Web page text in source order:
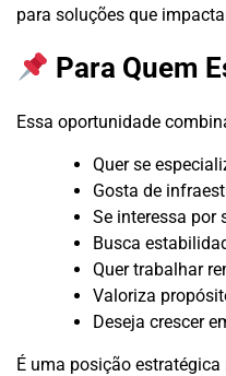
para soluções que
Para Quem
Essa oportunidade
Quer se
Gosta de
Se interessa por
Busca
Quer trabalhar
Valoriza
Deseja crescer
É uma posição